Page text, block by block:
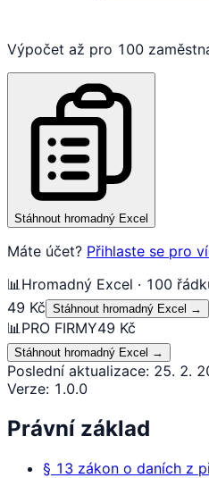
Výpočet až pro 100
Stáhnout hromadný Excel
Máte účet? Přihlaste se pro
📊 Hromadný Excel · 100
49 Kč Stáhnout hromadný Excel →
📊 PRO FIRMY49 Kč
Stáhnout hromadný Excel →
Poslední aktualizace: 25. 2.
Verze: 1.0.0
Právní základ
§ 13 zákon o daních z